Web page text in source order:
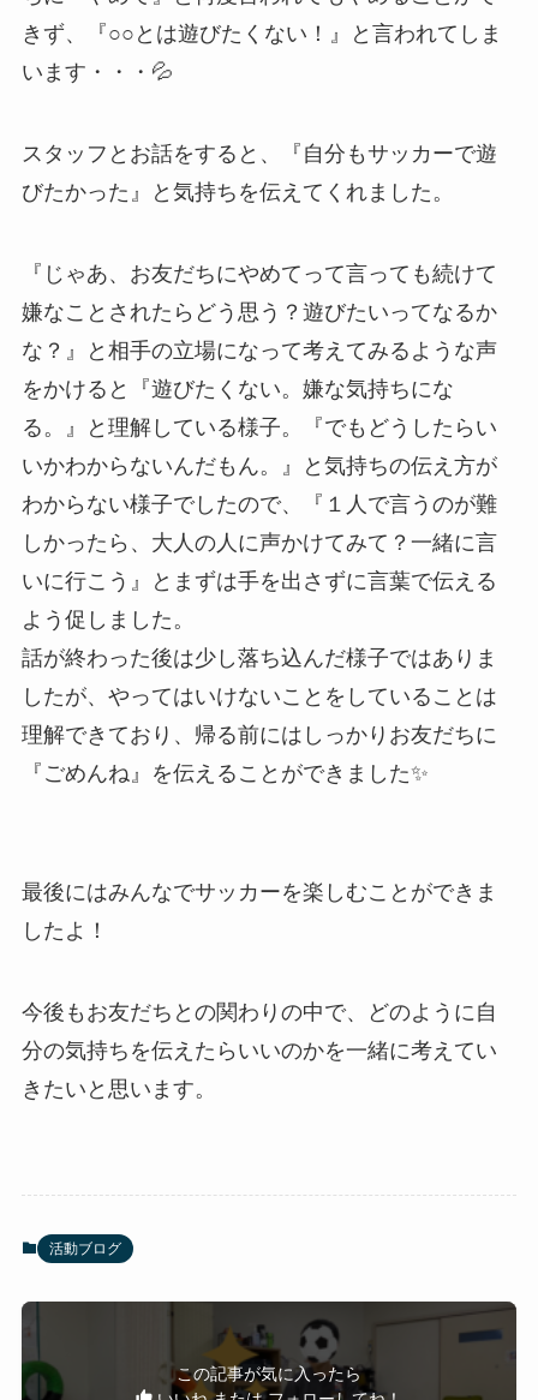
きず、『○○とは遊びたくない！』と言われてしま
います・・・💦
スタッフとお話をすると、『自分もサッカーで遊
びたかった』と気持ちを伝えてくれました。
『じゃあ、お友だちにやめてって言っても続けて
嫌なことされたらどう思う？遊びたいってなるか
な？』と相手の立場になって考えてみるような声
をかけると『遊びたくない。嫌な気持ちにな
る。』と理解している様子。『でもどうしたらい
いかわからないんだもん。』と気持ちの伝え方が
わからない様子でしたので、『１人で言うのが難
しかったら、大人の人に声かけてみて？一緒に言
いに行こう』とまずは手を出さずに言葉で伝える
よう促しました。
話が終わった後は少し落ち込んだ様子ではありま
したが、やってはいけないことをしていることは
理解できており、帰る前にはしっかりお友だちに
『ごめんね』を伝えることができました✨
最後にはみんなでサッカーを楽しむことができま
したよ！
今後もお友だちとの関わりの中で、どのように自
分の気持ちを伝えたらいいのかを一緒に考えてい
きたいと思います。
活動ブログ
この記事が気に入ったら